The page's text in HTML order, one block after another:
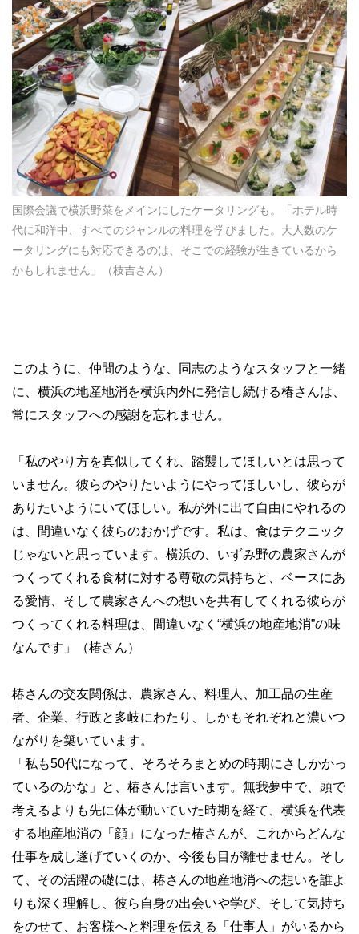
国際会議で横浜野菜をメインにしたケータリングも。「ホテル時
代に和洋中、すべてのジャンルの料理を学びました。大人数のケ
ータリングにも対応できるのは、そこでの経験が生きているから
かもしれません」（枝吉さん）
このように、仲間のような、同志のようなスタッフと一緒
に、横浜の地産地消を横浜内外に発信し続ける椿さんは、
常にスタッフへの感謝を忘れません。
「私のやり方を真似してくれ、踏襲してほしいとは思って
いません。彼らのやりたいようにやってほしいし、彼らが
ありたいようにいてほしい。私が外に出て自由にやれるの
は、間違いなく彼らのおかげです。私は、食はテクニック
じゃないと思っています。横浜の、いずみ野の農家さんが
つくってくれる食材に対する尊敬の気持ちと、ベースにあ
る愛情、そして農家さんへの想いを共有してくれる彼らが
つくってくれる料理は、間違いなく“横浜の地産地消”の味
なんです」（椿さん）
椿さんの交友関係は、農家さん、料理人、加工品の生産
者、企業、行政と多岐にわたり、しかもそれぞれと濃いつ
ながりを築いています。
「私も50代になって、そろそろまとめの時期にさしかかっ
ているのかな」と、椿さんは言います。無我夢中で、頭で
考えるよりも先に体が動いていた時期を経て、横浜を代表
する地産地消の「顔」になった椿さんが、これからどんな
仕事を成し遂げていくのか、今後も目が離せません。そし
て、その活躍の礎には、椿さんの地産地消への想いを誰よ
りも深く理解し、彼ら自身の出会いや学び、そして気持ち
をのせて、お客様へと料理を伝える「仕事人」がいるから